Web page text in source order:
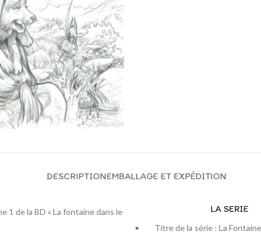
DESCRIPTIONEMBALLAGE ET EXPÉDITION
1 de la BD « La fontaine dans le
LA SERIE
Titre de la série : La